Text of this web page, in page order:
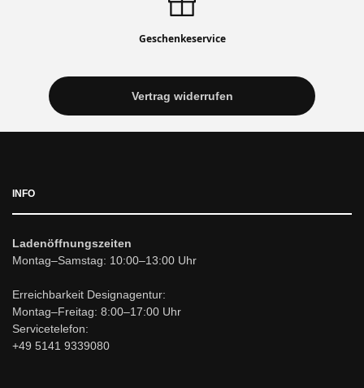
Geschenkeservice
Vertrag widerrufen
INFO
Ladenöffnungszeiten
Montag–Samstag: 10:00–13:00 Uhr
Erreichbarkeit Designagentur:
Montag–Freitag: 8:00–17:00 Uhr
Servicetelefon:
+49 5141 9339080